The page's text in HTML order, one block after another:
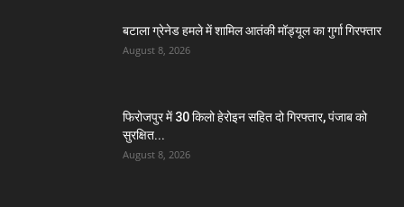
बटाला ग्रेनेड हमले में शामिल आतंकी मॉड्यूल का गुर्गा गिरफ्तार
August 8, 2026
फिरोजपुर में 30 किलो हेरोइन सहित दो गिरफ्तार, पंजाब को
सुरक्षित...
August 8, 2026